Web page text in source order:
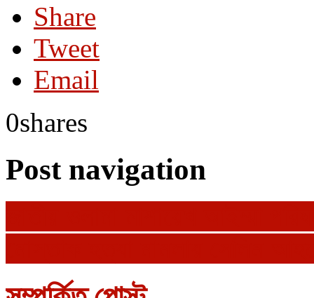
Share
Tweet
Email
0shares
Post navigation